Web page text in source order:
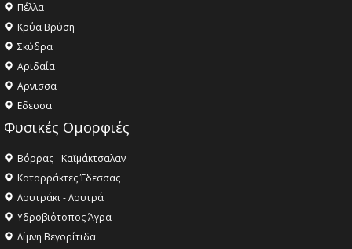
Πέλλα
Κρύα Βρύση
Σκύδρα
Αριδαία
Aρνισσα
Eδεσσα
Φυσικές Ομορφιές
Βόρρας - Καϊμάκτσαλαν
Καταρράκτες Έδεσσας
Λουτράκι - Λουτρά
Υδροβιότοπος Άγρα
Λίμνη Βεγορίτιδα